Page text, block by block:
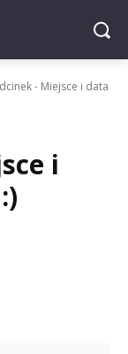
- Miejsce i data
i